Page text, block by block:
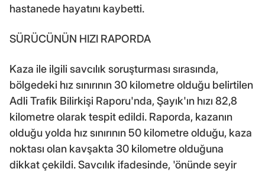
hastanede hayatını kaybetti.
SÜRÜCÜNÜN HIZI RAPORDA
Kaza ile ilgili savcılık soruşturması sırasında,
bölgedeki hız sınırının 30 kilometre olduğu belirtilen
Adli Trafik Bilirkişi Raporu'nda, Şayık'ın hızı 82,8
kilometre olarak tespit edildi. Raporda, kazanın
olduğu yolda hız sınırının 50 kilometre olduğu, kaza
noktası olan kavşakta 30 kilometre olduğuna
dikkat çekildi. Savcılık ifadesinde, 'önünde seyir